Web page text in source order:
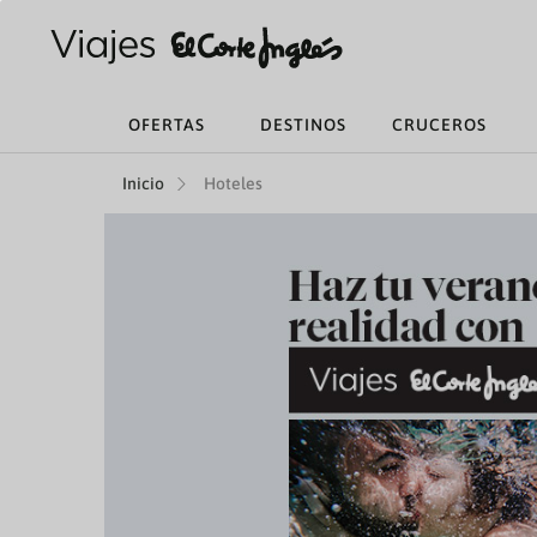
OFERTAS DESTINOS CRUCEROS
Inicio Hoteles